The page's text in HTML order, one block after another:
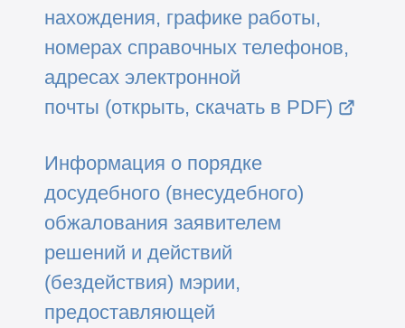
нахождения, графике работы,
номерах справочных телефонов,
адресах электронной
почты (открыть, скачать в PDF)
Информация о порядке
досудебного (внесудебного)
обжалования заявителем
решений и действий
(бездействия) мэрии,
предоставляющей